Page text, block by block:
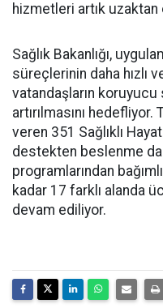
hizmetleri artık
Sağlık Bakanlığı,
süreçlerinin daha hızlı
vatandaşların
artırılmasını
veren 351 Sağlıklı
destekten beslenme
programlarından
kadar 17 farklı alanda
devam ediliyor.